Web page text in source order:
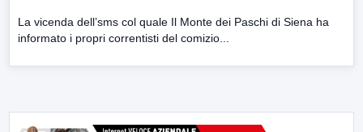
La vicenda dell’sms col quale Il Monte dei Paschi di Siena ha
informato i propri correntisti del comizio...